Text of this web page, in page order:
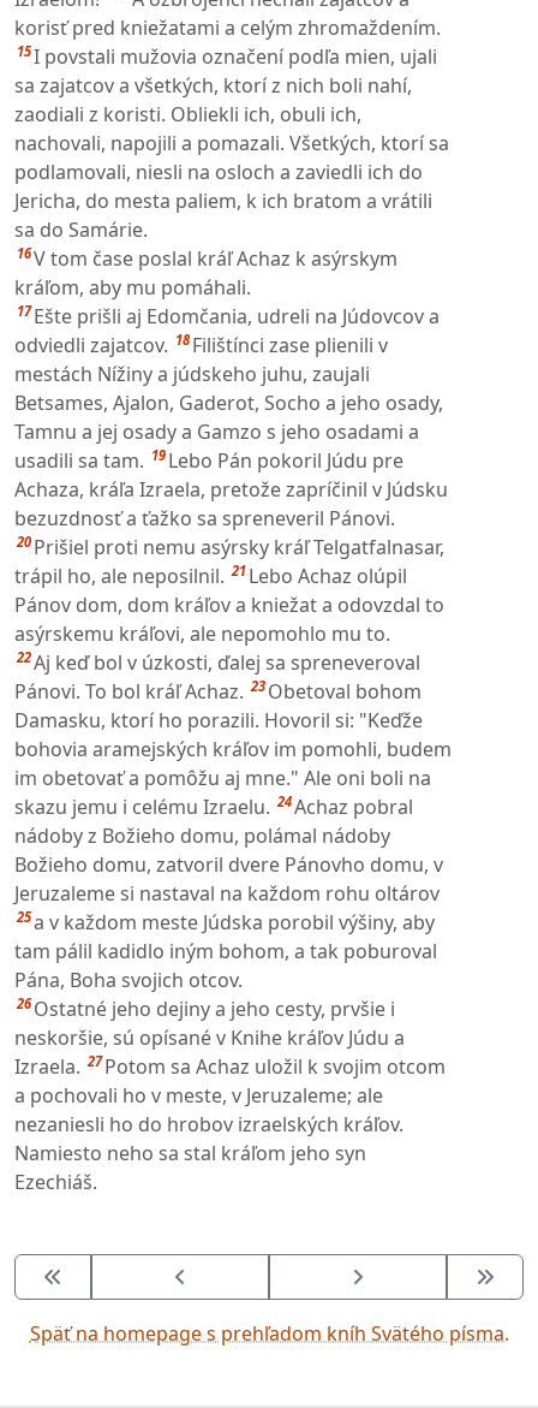
korisť pred kniežatami a celým zhromaždením.
15I povstali mužovia označení podľa mien, ujali
sa zajatcov a všetkých, ktorí z nich boli nahí,
zaodiali z koristi. Obliekli ich, obuli ich,
nachovali, napojili a pomazali. Všetkých, ktorí sa
podlamovali, niesli na osloch a zaviedli ich do
Jericha, do mesta paliem, k ich bratom a vrátili
sa do Samárie.
16V tom čase poslal kráľ Achaz k asýrskym
kráľom, aby mu pomáhali.
17 Ešte prišli aj Edomčania, udreli na Júdovcov a
odviedli zajatcov. 18 Filištínci zase plienili v
mestách Nížiny a júdskeho juhu, zaujali
Betsames, Ajalon, Gaderot, Socho a jeho osady,
Tamnu a jej osady a Gamzo s jeho osadami a
usadili sa tam. 19 Lebo Pán pokoril Júdu pre
Achaza, kráľa Izraela, pretože zapríčinil v Júdsku
bezuzdnosť a ťažko sa spreneveril Pánovi.
20 Prišiel proti nemu asýrsky kráľ Telgatfalnasar,
trápil ho, ale neposilnil. 21 Lebo Achaz olúpil
Pánov dom, dom kráľov a kniežat a odovzdal to
asýrskemu kráľovi, ale nepomohlo mu to.
22Aj keď bol v úzkosti, ďalej sa spreneveroval
Pánovi. To bol kráľ Achaz. 23 Obetoval bohom
Damasku, ktorí ho porazili. Hovoril si: "Keďže
bohovia aramejských kráľov im pomohli, budem
im obetovať a pomôžu aj mne." Ale oni boli na
skazu jemu i celému Izraelu. 24Achaz pobral
nádoby z Božieho domu, polámal nádoby
Božieho domu, zatvoril dvere Pánovho domu, v
Jeruzaleme si nastaval na každom rohu oltárov
25a v každom meste Júdska porobil výšiny, aby
tam pálil kadidlo iným bohom, a tak poburoval
Pána, Boha svojich otcov.
26 Ostatné jeho dejiny a jeho cesty, prvšie i
neskoršie, sú opísané v Knihe kráľov Júdu a
Izraela. 27 Potom sa Achaz uložil k svojim otcom
a pochovali ho v meste, v Jeruzaleme; ale
nezaniesli ho do hrobov izraelských kráľov.
Namiesto neho sa stal kráľom jeho syn
Ezechiáš.
Späť na homepage s prehľadom kníh Svätého písma.